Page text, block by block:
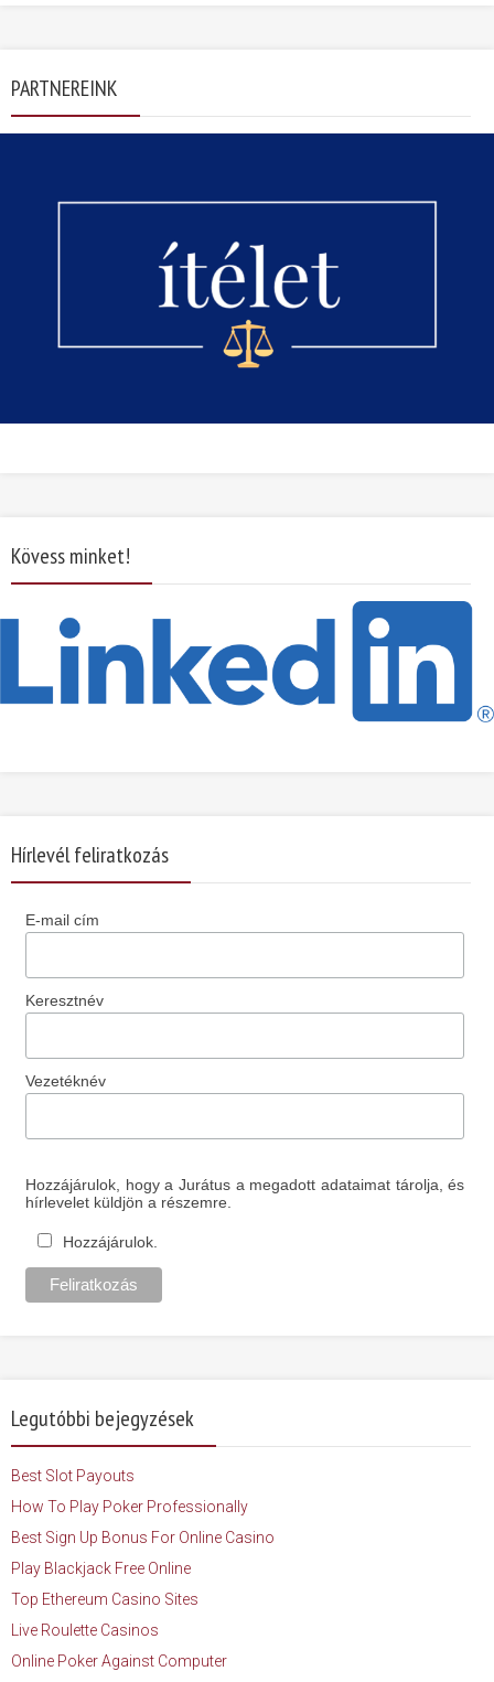
PARTNEREINK
Kövess minket!
Hírlevél feliratkozás
E-mail cím
Keresztnév
Vezetéknév
Hozzájárulok, hogy a Jurátus a megadott adataimat tárolja, és
hírlevelet küldjön a részemre.
Hozzájárulok.
Legutóbbi bejegyzések
Best Slot Payouts
How To Play Poker Professionally
Best Sign Up Bonus For Online Casino
Play Blackjack Free Online
Top Ethereum Casino Sites
Live Roulette Casinos
Online Poker Against Computer